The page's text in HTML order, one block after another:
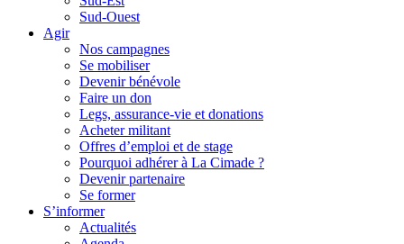
Sud-Ouest
Agir
Nos campagnes
Se mobiliser
Devenir bénévole
Faire un don
Legs, assurance-vie et donations
Acheter militant
Offres d’emploi et de stage
Pourquoi adhérer à La Cimade ?
Devenir partenaire
Se former
S’informer
Actualités